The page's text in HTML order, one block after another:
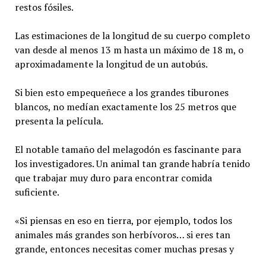
restos fósiles.
Las estimaciones de la longitud de su cuerpo completo
van desde al menos 13 m hasta un máximo de 18 m, o
aproximadamente la longitud de un autobús.
Si bien esto empequeñece a los grandes tiburones
blancos, no medían exactamente los 25 metros que
presenta la película.
El notable tamaño del melagodón es fascinante para
los investigadores. Un animal tan grande habría tenido
que trabajar muy duro para encontrar comida
suficiente.
«Si piensas en eso en tierra, por ejemplo, todos los
animales más grandes son herbívoros… si eres tan
grande, entonces necesitas comer muchas presas y